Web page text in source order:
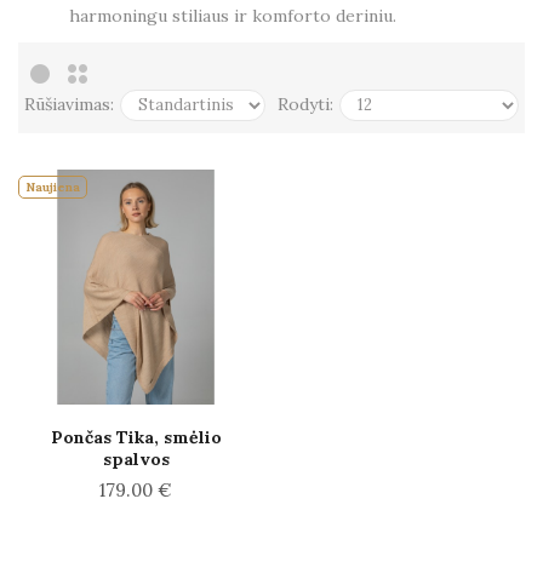
harmoningu stiliaus ir komforto deriniu.
Rūšiavimas: Rodyti:
Naujiena
Pončas Tika, smėlio
spalvos
179.00 €